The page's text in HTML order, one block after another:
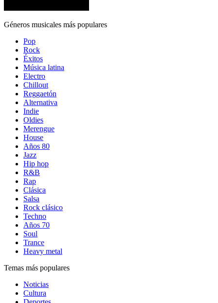
Géneros musicales más populares
Pop
Rock
Éxitos
Música latina
Electro
Chillout
Reggaetón
Alternativa
Indie
Oldies
Merengue
House
Años 80
Jazz
Hip hop
R&B
Rap
Clásica
Salsa
Rock clásico
Techno
Años 70
Soul
Trance
Heavy metal
Temas más populares
Noticias
Cultura